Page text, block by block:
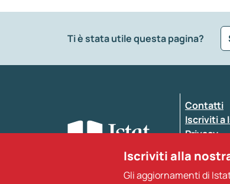
Ti è stata utile questa pagina?
Inserisci il tuo commento
Contatti
Iscriviti a
Privacy
Iscriviti alla
Gli aggiornamenti di